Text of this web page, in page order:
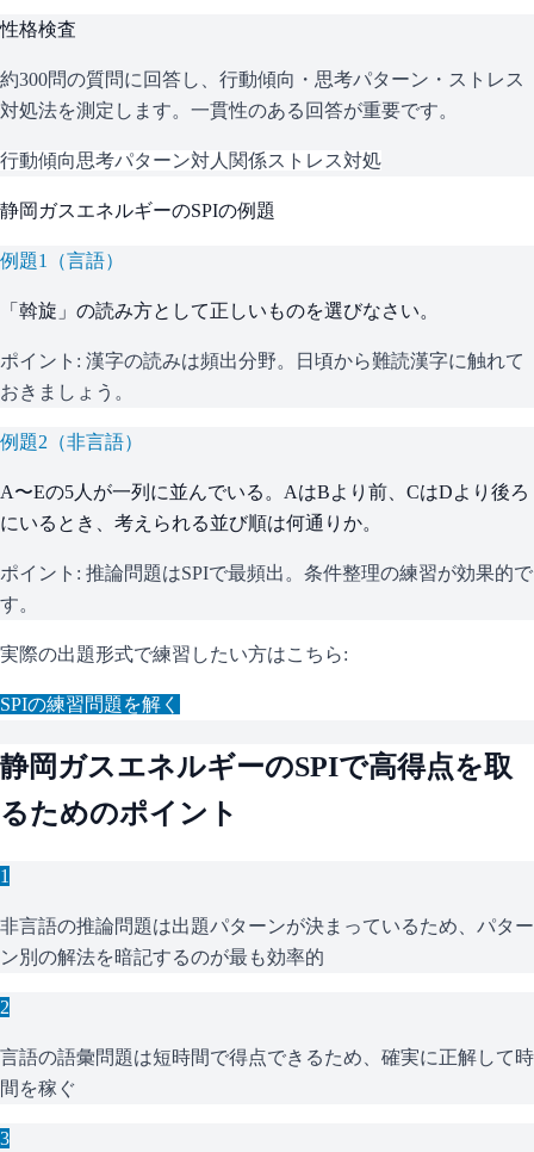
性格検査
約300問の質問に回答し、行動傾向・思考パターン・ストレス
対処法を測定します。一貫性のある回答が重要です。
行動傾向思考パターン対人関係ストレス対処
静岡ガスエネルギーのSPIの例題
例題1 （言語）
「斡旋」の読み方として正しいものを選びなさい。
ポイント: 漢字の読みは頻出分野。日頃から難読漢字に触れて
おきましょう。
例題2 （非言語）
A〜Eの5人が一列に並んでいる。AはBより前、CはDより後ろ
にいるとき、考えられる並び順は何通りか。
ポイント: 推論問題はSPIで最頻出。条件整理の練習が効果的で
す。
実際の出題形式で練習したい方はこちら:
SPIの練習問題を解く
静岡ガスエネルギーのSPIで高得点を取
るためのポイント
1
非言語の推論問題は出題パターンが決まっているため、パター
ン別の解法を暗記するのが最も効率的
2
言語の語彙問題は短時間で得点できるため、確実に正解して時
間を稼ぐ
3